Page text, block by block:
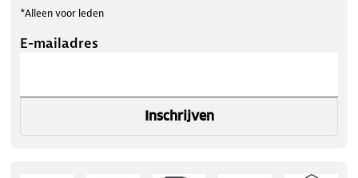
*Alleen voor leden
E-mailadres
Inschrijven